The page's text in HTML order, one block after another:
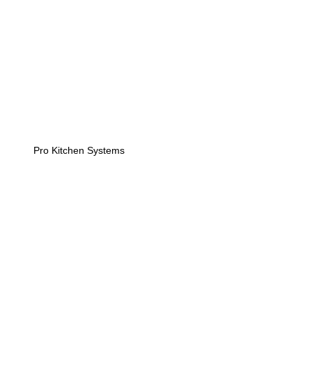
Pro Kitchen Systems